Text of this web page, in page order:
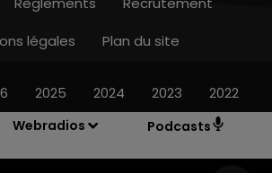
Webradios Podcasts
légales
Plan du site
2025 2024 2023 2022